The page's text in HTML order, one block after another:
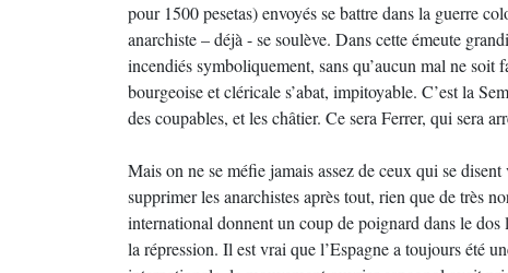
pour 1500 pesetas) envoyés se battre dans la guerre
anarchiste – déjà - se soulève. Dans cette émeute
incendiés symboliquement, sans qu’aucun mal ne soit
bourgeoise et cléricale s’abat, impitoyable. C’est la
des coupables, et les châtier. Ce sera Ferrer, qui sera
Mais on ne se méfie jamais assez de ceux qui se
supprimer les anarchistes après tout, rien que de très
international donnent un coup de poignard dans le
la répression. Il est vrai que l’Espagne a toujours été